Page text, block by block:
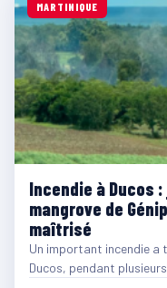
MARTINIQUE
Incendie à Ducos
mangrove de
maîtrisé
Un important incendie a
Ducos, pendant